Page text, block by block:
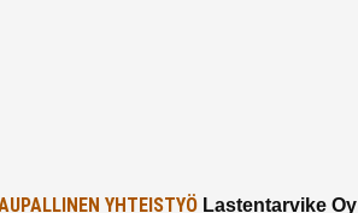
YHTEISTYÖLastentarvike Oy